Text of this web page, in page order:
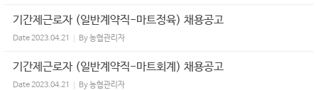
기간제근로자 (일반계약직-마트정육) 채용공고
Date2023.04.21 By농협관리자
기간제근로자 (일반계약직-마트회계) 채용공고
Date2023.04.21 By농협관리자